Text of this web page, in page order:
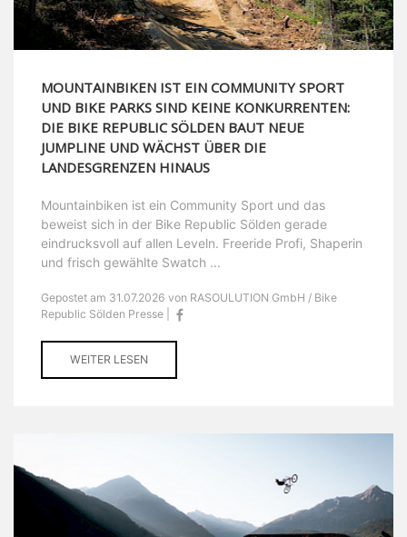
MOUNTAINBIKEN IST EIN COMMUNITY SPORT
UND BIKE PARKS SIND KEINE KONKURRENTEN:
DIE BIKE REPUBLIC SÖLDEN BAUT NEUE
JUMPLINE UND WÄCHST ÜBER DIE
LANDESGRENZEN HINAUS
Mountainbiken ist ein Community Sport und das
beweist sich in der Bike Republic Sölden gerade
eindrucksvoll auf allen Leveln. Freeride Profi, Shaperin
und frisch gewählte Swatch ...
Gepostet am 31.07.2026 von RASOULUTION GmbH / Bike
Republic Sölden Presse |
WEITER LESEN